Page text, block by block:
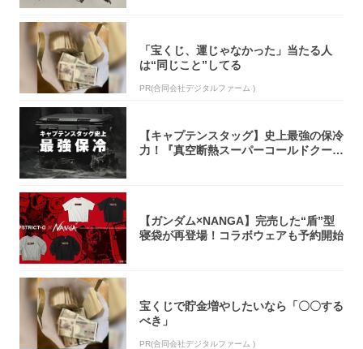
「宝くじ、運じゃなかった」当たる人
は“同じこと”してる
PR(合同会社デジタルファーム )
【キャプテンスタッグ】史上最強の保冷
力！『真空断熱スーパーコールドクーラ
【ガンダム×NANGA】完売した“盾”型
寝袋が再登場！コラボウェアも予約開始
宝くじで貯金増やしたいなら「〇〇する
べき」
PR(合同会社デジタルファーム )